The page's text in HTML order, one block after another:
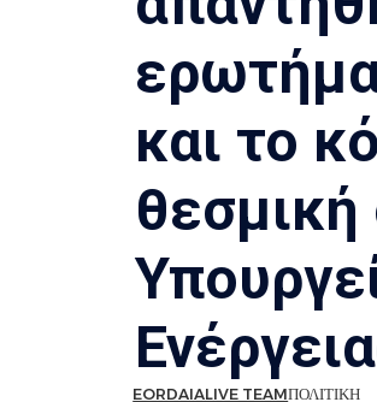
και το
EORDAIALIVE TEAMΠΟΛΙΤΙΚΗ